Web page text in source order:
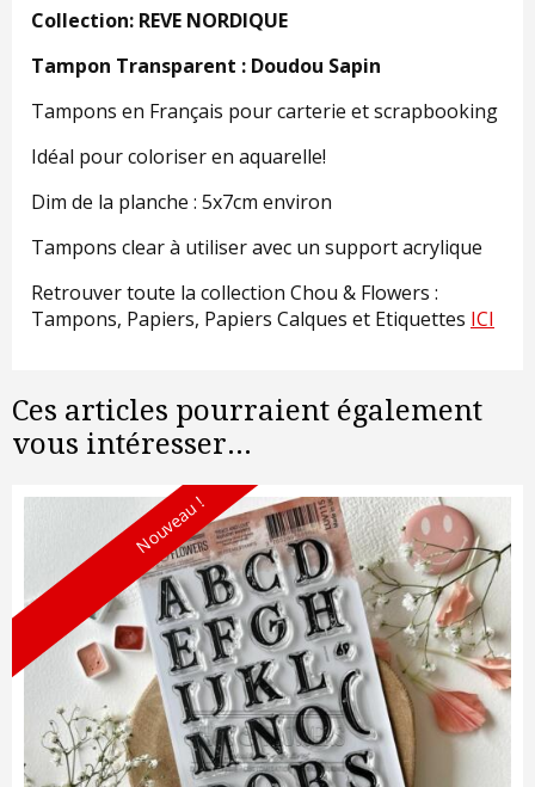
Collection: REVE NORDIQUE
Tampon Transparent : Doudou Sapin
Tampons en Français pour carterie et scrapbooking
Idéal pour coloriser en aquarelle!
Dim de la planche : 5x7cm environ
Tampons clear à utiliser avec un support acrylique
Retrouver toute la collection Chou & Flowers :
Tampons, Papiers, Papiers Calques et Etiquettes ICI
Ces articles pourraient également
vous intéresser...
Nouveau !